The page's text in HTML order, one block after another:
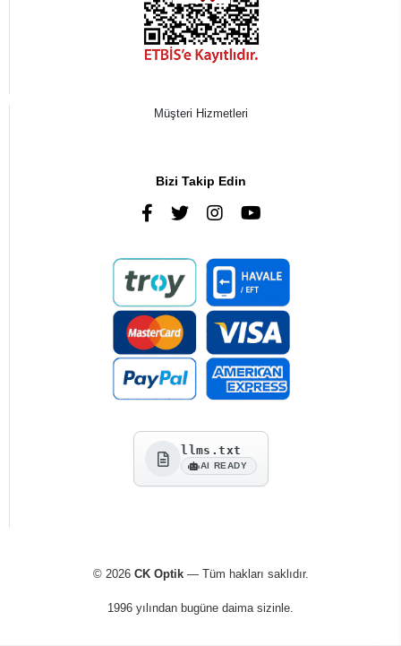
Müşteri Hizmetleri
Bizi Takip Edin
llms.txt
AI READY
© 2026 CK Optik— Tüm hakları saklıdır.
1996 yılından bugüne daima sizinle.